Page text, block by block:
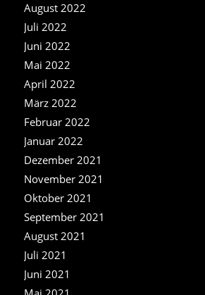
August 2022
Juli 2022
Juni 2022
Mai 2022
April 2022
März 2022
Februar 2022
Januar 2022
Dezember 2021
November 2021
Oktober 2021
September 2021
August 2021
Juli 2021
Juni 2021